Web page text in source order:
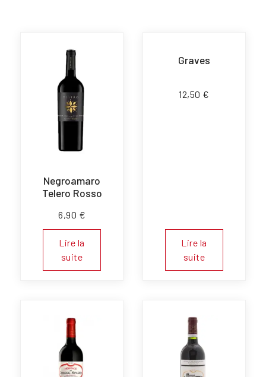
Negroamaro
Telero Rosso
6,90 €
Lire la
suite
Graves
12,50 €
Lire la
suite